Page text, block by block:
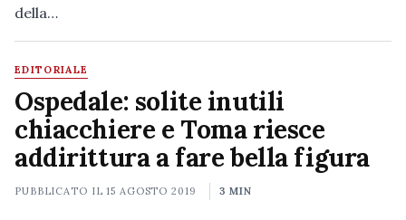
della…
EDITORIALE
Ospedale: solite inutili
chiacchiere e Toma riesce
addirittura a fare bella figura
PUBBLICATO IL15 AGOSTO 2019 3 MIN